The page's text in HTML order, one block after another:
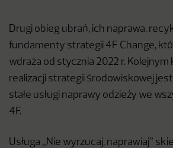
Drugi obieg ubrań, ich naprawa,
fundamenty strategii 4F Change,
wdraża od stycznia 2022 r.
realizacji strategii środowiskowej
stałe usługi naprawy odzieży we
4F.
Usługa „Nie wyrzucaj, naprawiaj”